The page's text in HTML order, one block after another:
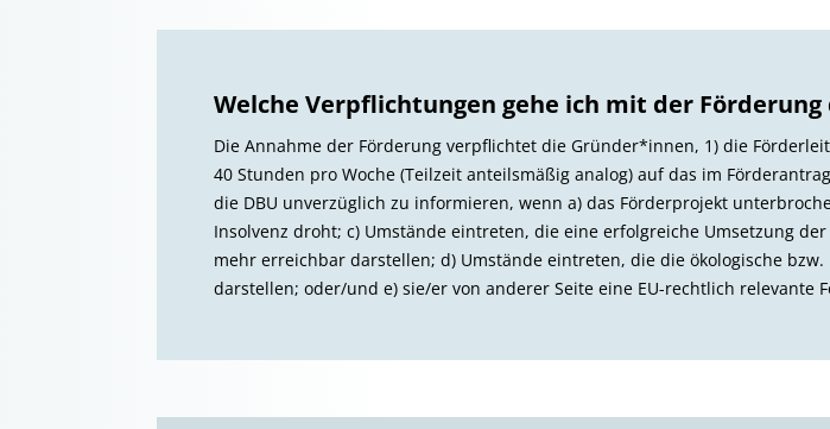
Welche Verpflichtungen gehe ich mit der Förderung
Die Annahme der Förderung verpflichtet die Gründer*innen, 1) die
40 Stunden pro Woche (Teilzeit anteilsmäßig analog) auf das im
die DBU unverzüglich zu informieren, wenn a) das Förderprojekt
Insolvenz droht; c) Umstände eintreten, die eine erfolgreiche Umsetzung
mehr erreichbar darstellen; d) Umstände eintreten, die die ökologische
darstellen; oder/und e) sie/er von anderer Seite eine EU-rechtlich relevante